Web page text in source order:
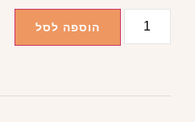
הוספה לסל